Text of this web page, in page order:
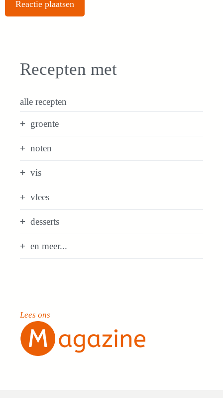
Recepten met
alle recepten
groente
noten
vis
vlees
desserts
en meer...
Lees ons